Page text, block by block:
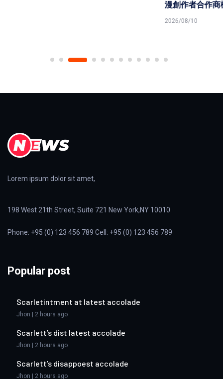
Lorem ipsum dolor sit amet,
198 West 21th Street, Suite 721 New York,NY 10010
Phone: +95 (0) 123 456 789 Cell: +95 (0) 123 456 789
Popular post
Scarletintment at latest accolade
Jhon | 2 hours ago
Scarlett’s dist latest accolade
Jhon | 2 hours ago
Scarlett’s disappoest accolade
Jhon | 2 hours ago